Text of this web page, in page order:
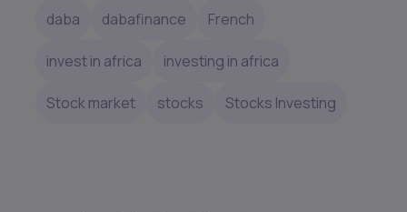
daba dabafinance French
invest in africa investing in africa
Stock market stocks Stocks Investing